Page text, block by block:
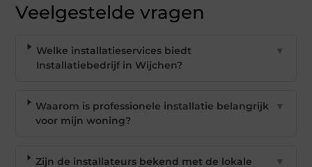
Veelgestelde vragen
Welke installatieservices biedt
Installatiebedrijf in Wijchen?
▼
Waarom is professionele installatie belangrijk
voor mijn woning?
▼
Zijn de installateurs bekend met de lokale
▼